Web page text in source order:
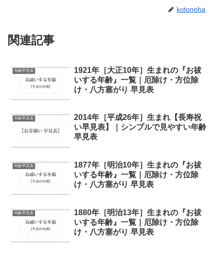
kotonoha
関連記事
年齢早見表
1921年［大正10年］生まれの『お祓
いする年齢』一覧｜厄除け・方位除
け・八方塞がり 早見表
年齢早見表
2014年［平成26年］生まれ【長寿祝
い早見表】｜シンプルで見やすい年齢
早見表
年齢早見表
1877年［明治10年］生まれの『お祓
いする年齢』一覧｜厄除け・方位除
け・八方塞がり 早見表
年齢早見表
1880年［明治13年］生まれの『お祓
いする年齢』一覧｜厄除け・方位除
け・八方塞がり 早見表